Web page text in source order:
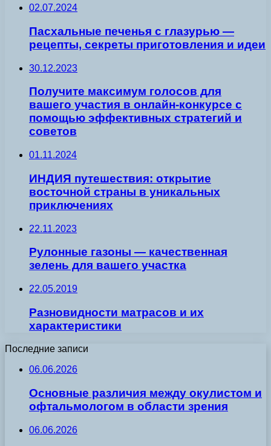
02.07.2024
Пасхальные печенья с глазурью —
рецепты, секреты приготовления и идеи
30.12.2023
Получите максимум голосов для
вашего участия в онлайн-конкурсе с
помощью эффективных стратегий и
советов
01.11.2024
ИНДИЯ путешествия: открытие
восточной страны в уникальных
приключениях
22.11.2023
Рулонные газоны — качественная
зелень для вашего участка
22.05.2019
Разновидности матрасов и их
характеристики
Последние записи
06.06.2026
Основные различия между окулистом и
офтальмологом в области зрения
06.06.2026